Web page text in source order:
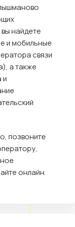
найдете
и мобильные
связи
а также
и
позвоните
онлайн.